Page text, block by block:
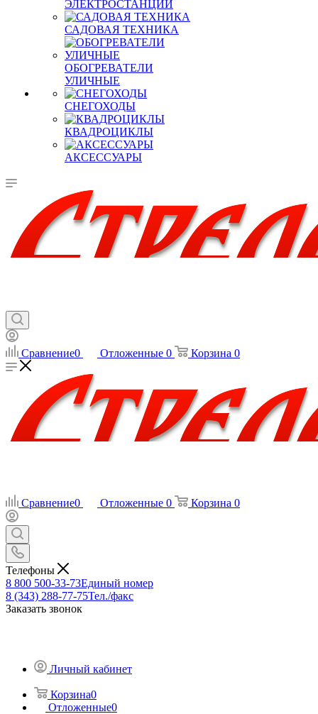
ЭЛЕКТРОСТАНЦИИ
САДОВАЯ ТЕХНИКА
ОБОГРЕВАТЕЛИ
УЛИЧНЫЕ
СНЕГОХОДЫ
КВАДРОЦИКЛЫ
АКСЕССУАРЫ
Сравнение0 Отложенные 0 Корзина 0
Сравнение0 Отложенные 0 Корзина 0
Телефоны
8 800 500-33-73Единый номер
8 (343) 288-77-75Тел./факс
Заказать звонок
Личный кабинет
Корзина0
Отложенные0